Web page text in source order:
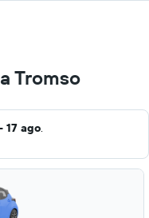
Tromso
17 ago.